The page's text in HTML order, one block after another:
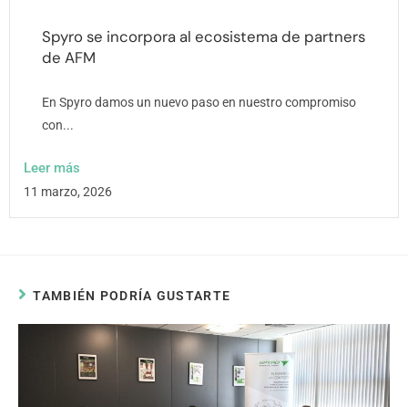
Spyro se incorpora al ecosistema de partners
de AFM
En Spyro damos un nuevo paso en nuestro compromiso
con...
Leer más
11 marzo, 2026
TAMBIÉN PODRÍA GUSTARTE